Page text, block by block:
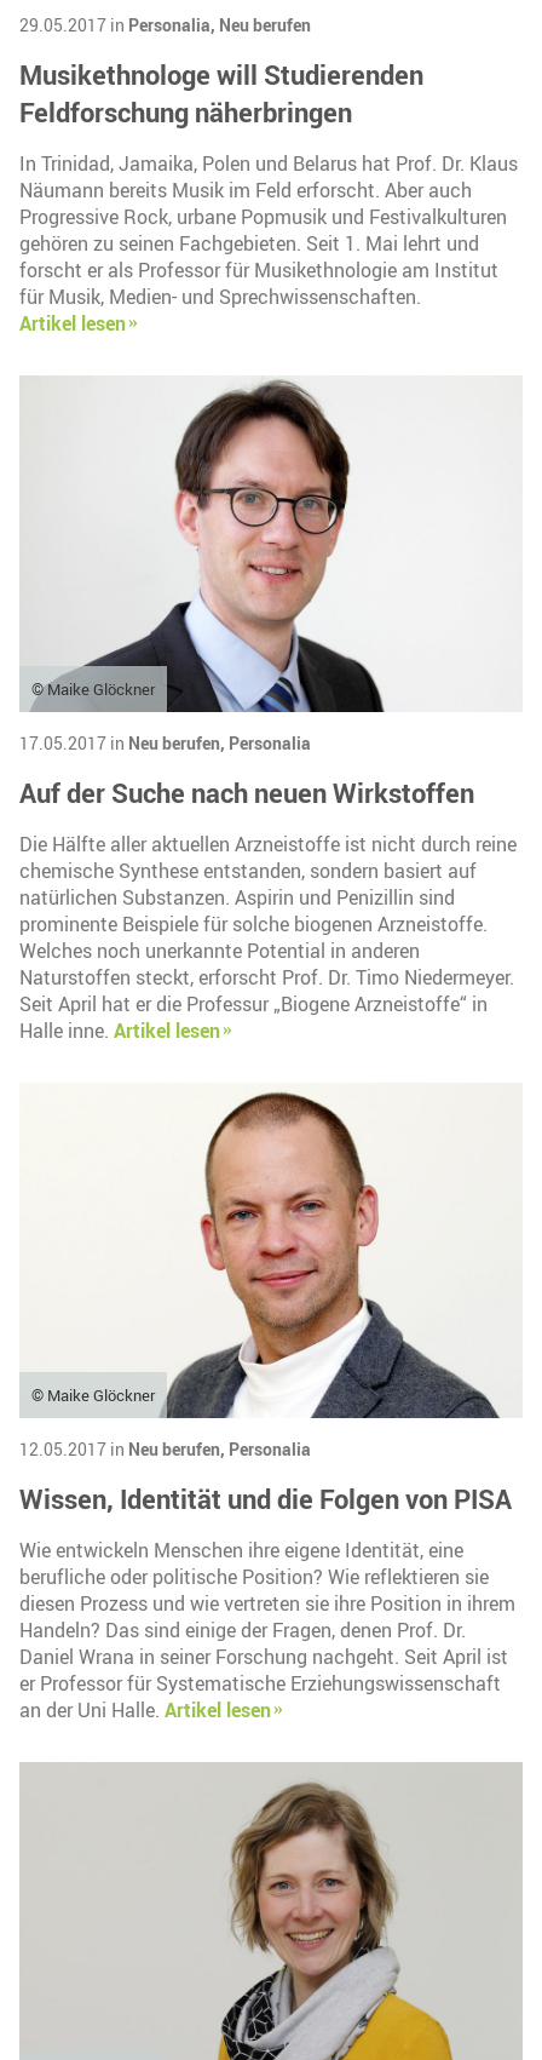
29.05.2017 in Personalia, Neu berufen
Musikethnologe will Studierenden
Feldforschung näherbringen
In Trinidad, Jamaika, Polen und Belarus hat Prof. Dr. Klaus
Näumann bereits Musik im Feld erforscht. Aber auch
Progressive Rock, urbane Popmusik und Festivalkulturen
gehören zu seinen Fachgebieten. Seit 1. Mai lehrt und
forscht er als Professor für Musikethnologie am Institut
für Musik, Medien- und Sprechwissenschaften.
Artikel lesen
© Maike Glöckner
17.05.2017 in Neu berufen, Personalia
Auf der Suche nach neuen Wirkstoffen
Die Hälfte aller aktuellen Arzneistoffe ist nicht durch reine
chemische Synthese entstanden, sondern basiert auf
natürlichen Substanzen. Aspirin und Penizillin sind
prominente Beispiele für solche biogenen Arzneistoffe.
Welches noch unerkannte Potential in anderen
Naturstoffen steckt, erforscht Prof. Dr. Timo Niedermeyer.
Seit April hat er die Professur „Biogene Arzneistoffe“ in
Halle inne. Artikel lesen
© Maike Glöckner
12.05.2017 in Neu berufen, Personalia
Wissen, Identität und die Folgen von PISA
Wie entwickeln Menschen ihre eigene Identität, eine
berufliche oder politische Position? Wie reflektieren sie
diesen Prozess und wie vertreten sie ihre Position in ihrem
Handeln? Das sind einige der Fragen, denen Prof. Dr.
Daniel Wrana in seiner Forschung nachgeht. Seit April ist
er Professor für Systematische Erziehungswissenschaft
an der Uni Halle. Artikel lesen